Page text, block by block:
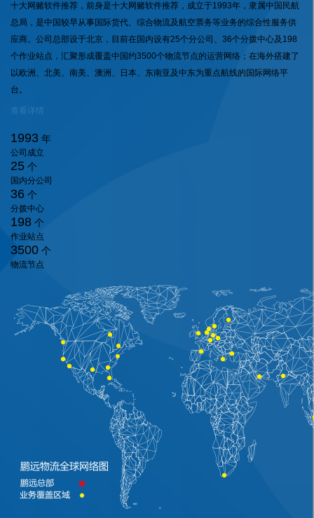
十大网赌软件推荐，前身是十大网赌软件推荐，成立于1993年，隶属中国民航
总局，是中国较早从事国际货代、综合物流及航空票务等业务的综合性服务供
应商。公司总部设于北京，目前在国内设有25个分公司、36个分拨中心及198
个作业站点，汇聚形成覆盖中国约3500个物流节点的运营网络；在海外搭建了
以欧洲、北美、南美、澳洲、日本、东南亚及中东为重点航线的国际网络平
台。
查看详情
1993 年
公司成立
25 个
国内分公司
36 个
分拨中心
198 个
作业站点
3500 个
物流节点